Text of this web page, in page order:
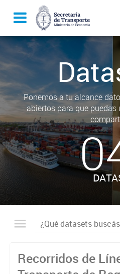
Ponemos a tu alcance
abiertos para que
Recorridos de